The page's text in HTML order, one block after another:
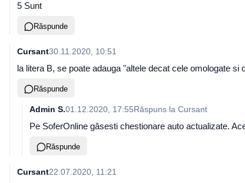
5 Sunt
Răspunde
Cursant30.11.2020, 10:51
la litera B, se poate adauga "altele decat cele omologate
Răspunde
Admin S.01.12.2020, 17:55Răspuns la Cursant
Pe SoferOnline găsesti chestionare auto actualizate.
Răspunde
Cursant22.07.2020, 11:21